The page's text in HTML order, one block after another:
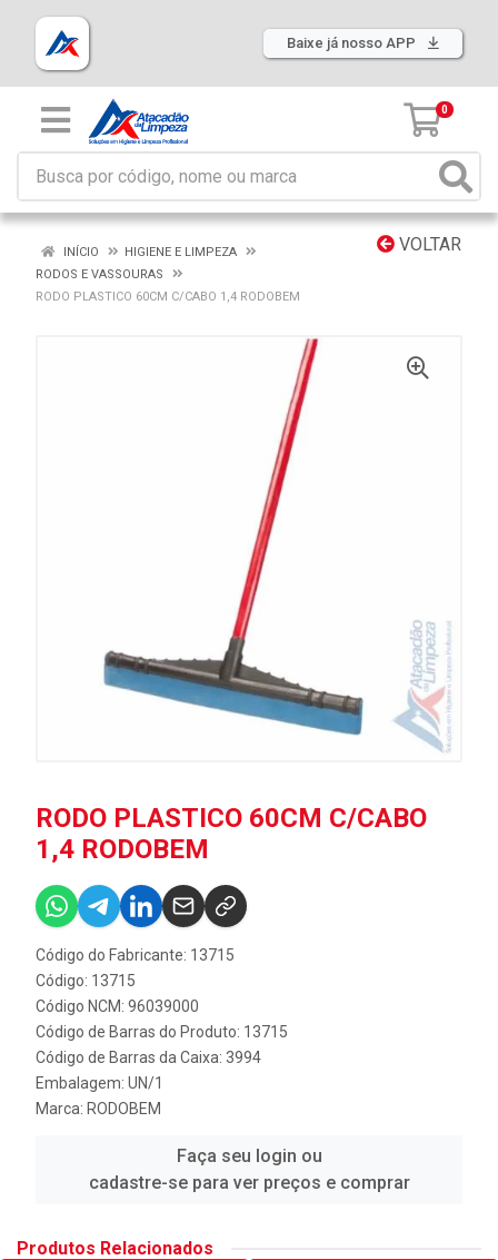
Baixe já nosso APP
0
VOLTAR
INÍCIO
HIGIENE E LIMPEZA
RODOS E VASSOURAS
RODO PLASTICO 60CM C/CABO 1,4 RODOBEM
RODO PLASTICO 60CM C/CABO
1,4 RODOBEM
Código do Fabricante: 13715
Código: 13715
Código NCM: 96039000
Código de Barras do Produto: 13715
Código de Barras da Caixa: 3994
Embalagem: UN/1
Marca: RODOBEM
Faça seu login ou
cadastre-se para ver preços e comprar
Produtos Relacionados